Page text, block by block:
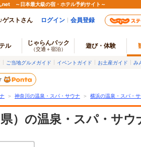
net ～日本最大級の宿・ホテル予約サイト～
ゲストさん ログイン 会員登録
ル じゃらんパック
（交通＋宿泊） 遊び・体験
ご当地グルメガイド イベントガイド お土産ガイド み
＞ 神奈川の温泉・スパ・サウナ ＞ 横浜の温泉・スパ・
）の温泉・スパ・サウ